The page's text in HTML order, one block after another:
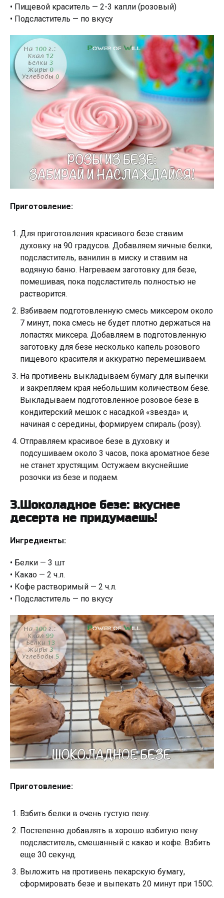
• Пищевой краситель — 2-3 капли (розовый)
• Подсластитель — по вкусу
Приготовление:
Для приготовления красивого безе ставим
духовку на 90 градусов. Добавляем яичные белки,
подсластитель, ванилин в миску и ставим на
водяную баню. Нагреваем заготовку для безе,
помешивая, пока подсластитель полностью не
растворится.
Взбиваем подготовленную смесь миксером около
7 минут, пока смесь не будет плотно держаться на
лопастях миксера. Добавляем в подготовленную
заготовку для безе несколько капель розового
пищевого красителя и аккуратно перемешиваем.
На противень выкладываем бумагу для выпечки
и закрепляем края небольшим количеством безе.
Выкладываем подготовленное розовое безе в
кондитерский мешок с насадкой «звезда» и,
начиная с середины, формируем спираль (розу).
Отправляем красивое безе в духовку и
подсушиваем около 3 часов, пока ароматное безе
не станет хрустящим. Остужаем вкуснейшие
розочки из безе и подаем.
3.Шоколадное безе: вкуснее
десерта не придумаешь!
Ингредиенты:
• Белки — 3 шт
• Какао — 2 ч.л.
• Кофе растворимый — 2 ч.л.
• Подсластитель — по вкусу
Приготовление:
Взбить белки в очень густую пену.
Постепенно добавлять в хорошо взбитую пену
подсластитель, смешанный с какао и кофе. Взбить
еще 30 секунд.
Выложить на противень пекарскую бумагу,
сформировать безе и выпекать 20 минут при 150С.